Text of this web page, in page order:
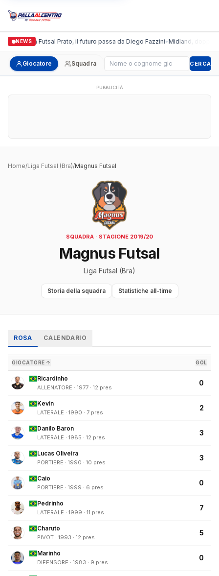
NEWS
Italgronda Futsal Prato, il futuro passa da Diego Fazzini•Midland, doppio
Giocatore Squadra Cerca giocatore CERCA
PUBBLICITÀ
Home/Liga Futsal (Bra)/Magnus Futsal
SQUADRA · STAGIONE 2019/20
Magnus Futsal
Liga Futsal (Bra)
Storia della squadra Statistiche all-time
ROSA CALENDARIO
GIOCATORE ↑ GOL
Ricardinho
ALLENATORE · 1977 · 12 pres
0
Kevin
LATERALE · 1990 · 7 pres
2
Danilo Baron
LATERALE · 1985 · 12 pres
3
Lucas Oliveira
PORTIERE · 1990 · 10 pres
3
Caio
PORTIERE · 1999 · 6 pres
0
Pedrinho
LATERALE · 1999 · 11 pres
7
Charuto
PIVOT · 1993 · 12 pres
5
Marinho
DIFENSORE · 1983 · 9 pres
0